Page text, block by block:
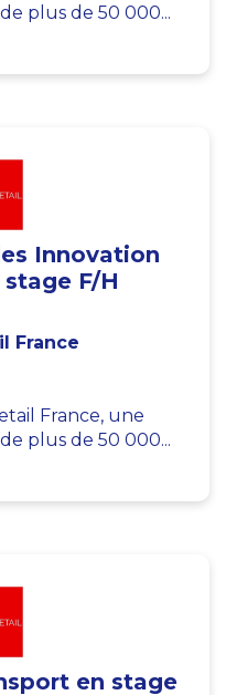
plus de 50 000...
Innovation
F/H
France
France, une
plus de 50 000...
en stage